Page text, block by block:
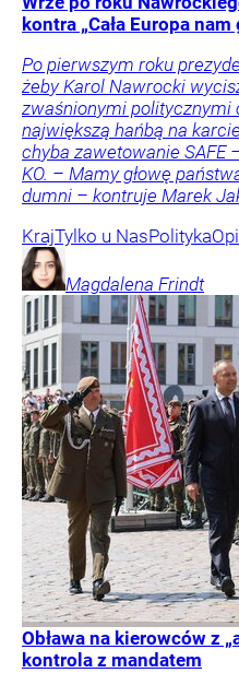
kontra „Cała Europa
Po pierwszym roku
żeby Karol Nawrocki
zwaśnionymi politycznymi
największą hańbą na
chyba zawetowanie SAFE
KO. – Mamy głowę
dumni – kontruje Marek
KrajTylko u NasPolityka
Magdalena Frindt
Obława na kierowców z
kontrola z mandatem